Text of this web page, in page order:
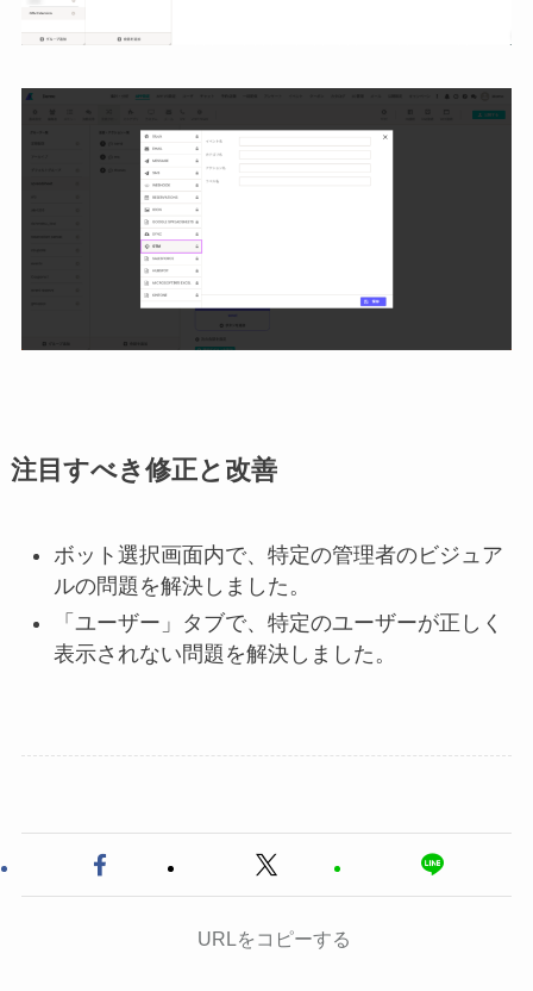
注目すべき修正と改善
ボット選択画面内で、特定の管理者のビジュア
ルの問題を解決しました。
「ユーザー」タブで、特定のユーザーが正しく
表示されない問題を解決しました。
URLをコピーする